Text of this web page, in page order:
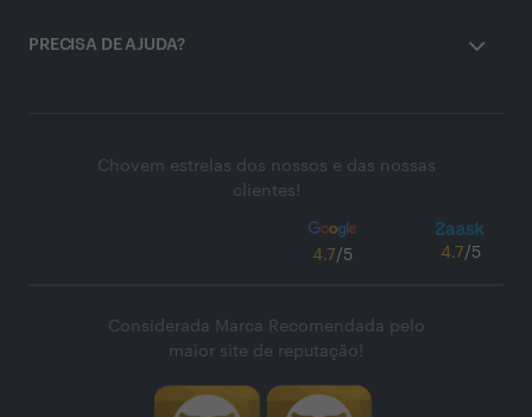
PRECISA DE AJUDA?
Chovem estrelas dos nossos e das nossas
clientes!
4.7/5 4.7/5
Considerada Marca Recomendada pelo
maior site de reputação!